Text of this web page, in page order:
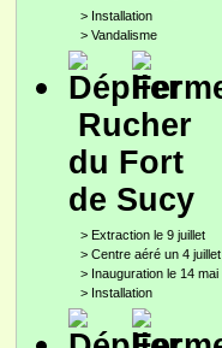
> Installation
> Vandalisme
Rucher
du Fort
de Sucy
> Extraction le 9 juillet
> Centre aéré un 4 juillet
> Inauguration le 14 mai
> Installation